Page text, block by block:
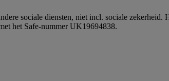
sociale diensten, niet incl. sociale
het Safe-nummer UK19694838.